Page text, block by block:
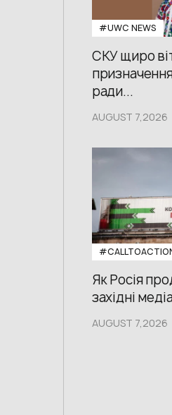
#UWС NEWS
СКУ щиро
ради...
AUGUST 7,2026
Як Росія
західні
AUGUST 7,2026